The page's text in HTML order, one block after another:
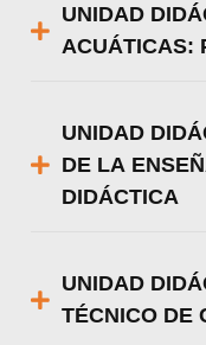
UNIDAD
ACUÁTICAS:
UNIDAD
DE LA
DIDÁCTICA
UNIDAD
TÉCNICO DE